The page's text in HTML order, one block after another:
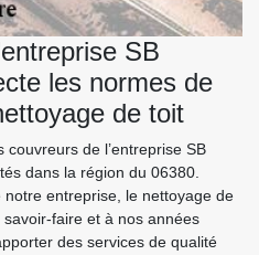
SB
les normes de
de toit
de l’entreprise SB
dans la région du 06380.
entreprise, le nettoyage de
faire et à nos années
des services de qualité